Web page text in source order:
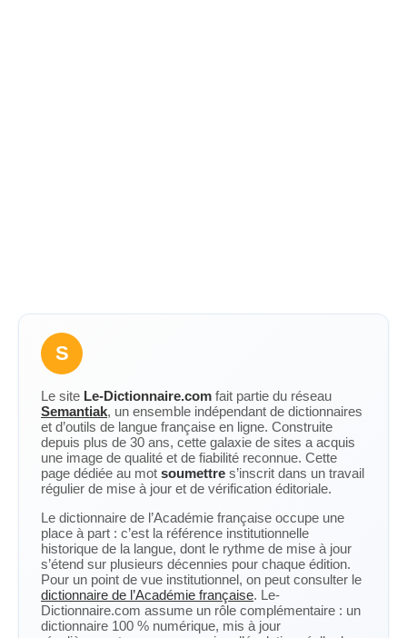
S
Le site Le-Dictionnaire.com fait partie du réseau
Semantiak, un ensemble indépendant de dictionnaires
et d’outils de langue française en ligne. Construite
depuis plus de 30 ans, cette galaxie de sites a acquis
une image de qualité et de fiabilité reconnue. Cette
page dédiée au mot soumettre s’inscrit dans un travail
régulier de mise à jour et de vérification éditoriale.
Le dictionnaire de l’Académie française occupe une
place à part : c’est la référence institutionnelle
historique de la langue, dont le rythme de mise à jour
s’étend sur plusieurs décennies pour chaque édition.
Pour un point de vue institutionnel, on peut consulter le
dictionnaire de l’Académie française. Le-
Dictionnaire.com assume un rôle complémentaire : un
dictionnaire 100 % numérique, mis à jour